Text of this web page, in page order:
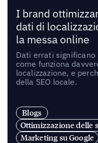
I brand
dati di
la messa online
Dati errati significano
come funziona
localizzazione, e
della SEO locale.
Blogs
Ottimizzazione delle
Marketing su Google